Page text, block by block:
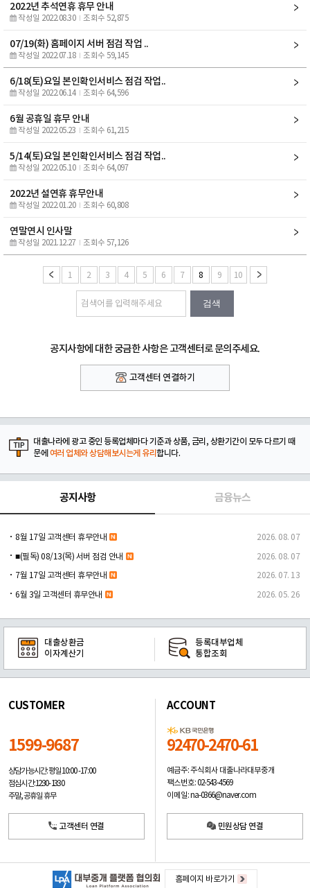
2022년 추석연휴 휴무 안내
작성일 2022.08.30 조회수 52,875
07/19(화) 홈페이지 서버 점검 작업 ..
작성일 2022.07.18 조회수 59,145
6/18(토)요일 본인확인서비스 점검 작업..
작성일 2022.06.14 조회수 64,596
6월 공휴일 휴무 안내
작성일 2022.05.23 조회수 61,215
5/14(토)요일 본인확인서비스 점검 작업..
작성일 2022.05.10 조회수 64,097
2022년 설연휴 휴무안내
작성일 2022.01.20 조회수 60,808
연말연시 인사말
작성일 2021.12.27 조회수 57,126
1 2 3 4 5 6 7 8 9 10
검색
공지사항에 대한 궁금한 사항은 고객센터로 문의주세요.
고객센터 연결하기
대출나라에 광고 중인 등록업체마다 기준과 상품, 금리, 상환기간이 모두 다르기 때
문에 여러 업체와 상담해보시는게 유리합니다.
공지사항 금융뉴스
8월 17일 고객센터 휴무안내 2026. 08. 07
■(필독) 08/13(목) 서버 점검 안내 2026. 08. 07
7월 17일 고객센터 휴무안내 2026. 07. 13
6월 3일 고객센터 휴무안내 2026. 05. 26
대출상환금
이자계산기
등록대부업체
통합조회
CUSTOMER
1599-9687
상담가능시간: 평일10:00 -17:00
점심시간: 12:30 - 13:30
주말, 공휴일 휴무
고객센터 연결
ACCOUNT
92470-2470-61
예금주: 주식회사 대출나라대부중개
팩스번호: 02-543-4569
이메일: na-0366@naver.com
민원상담 연결
홈페이지 바로가기